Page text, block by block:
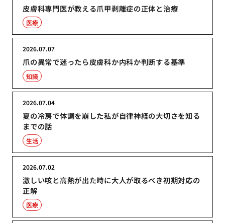
皮膚科専門医が教える爪甲剥離症の正体と治療
医療
爪の異常で迷ったら皮膚科か内科か判断する基準
2026.07.07
知識
夏の冷房で体調を崩した私が自律神経の大切さを知る
までの話
2026.07.04
生活
激しい咳と高熱が出た時に大人が取るべき初期対応の
正解
2026.07.02
医療